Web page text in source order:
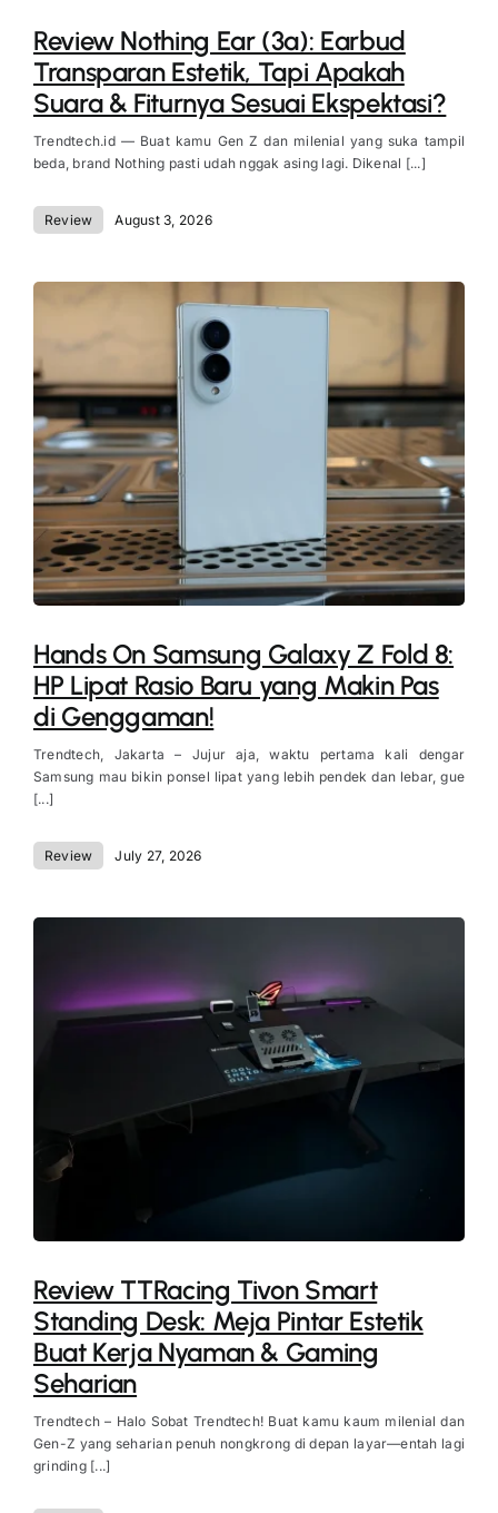
Review Nothing Ear (3a): Earbud
Transparan Estetik, Tapi Apakah
Suara & Fiturnya Sesuai Ekspektasi?
Trendtech.id — Buat kamu Gen Z dan milenial yang suka tampil
beda, brand Nothing pasti udah nggak asing lagi. Dikenal [...]
Review August 3, 2026
Hands On Samsung Galaxy Z Fold 8:
HP Lipat Rasio Baru yang Makin Pas
di Genggaman!
Trendtech, Jakarta – Jujur aja, waktu pertama kali dengar
Samsung mau bikin ponsel lipat yang lebih pendek dan lebar, gue
[...]
Review July 27, 2026
Review TTRacing Tivon Smart
Standing Desk: Meja Pintar Estetik
Buat Kerja Nyaman & Gaming
Seharian
Trendtech – Halo Sobat Trendtech! Buat kamu kaum milenial dan
Gen-Z yang seharian penuh nongkrong di depan layar—entah lagi
grinding [...]